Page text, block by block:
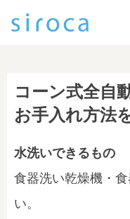
コーン式全自
お手入れ方法
水洗いできるもの
食器洗い乾燥機・
い。